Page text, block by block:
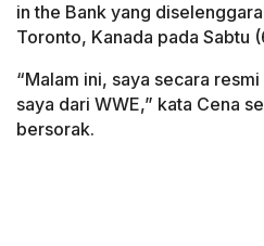
in the Bank yang
Toronto, Kanada pada Sabtu
“Malam ini, saya secara
saya dari WWE,” kata Cena
bersorak.